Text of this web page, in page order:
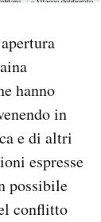
hanno
in
e di altri
espresse
possibile
conflitto